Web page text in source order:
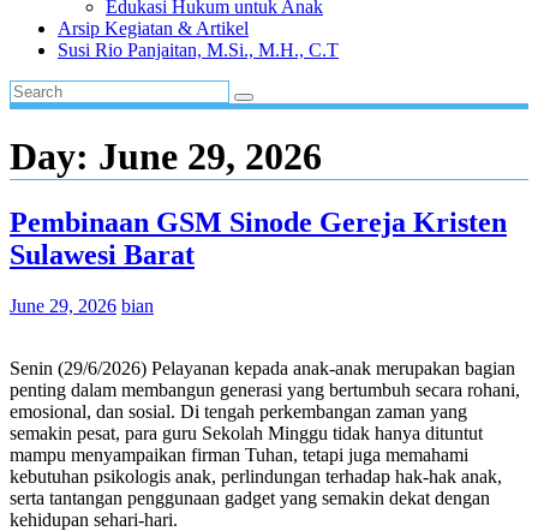
Edukasi Hukum untuk Anak
Arsip Kegiatan & Artikel
Susi Rio Panjaitan, M.Si., M.H., C.T
Day: June 29, 2026
Pembinaan GSM Sinode Gereja Kristen
Sulawesi Barat
June 29, 2026 bian
Senin (29/6/2026) Pelayanan kepada anak-anak merupakan bagian
penting dalam membangun generasi yang bertumbuh secara rohani,
emosional, dan sosial. Di tengah perkembangan zaman yang
semakin pesat, para guru Sekolah Minggu tidak hanya dituntut
mampu menyampaikan firman Tuhan, tetapi juga memahami
kebutuhan psikologis anak, perlindungan terhadap hak-hak anak,
serta tantangan penggunaan gadget yang semakin dekat dengan
kehidupan sehari-hari.